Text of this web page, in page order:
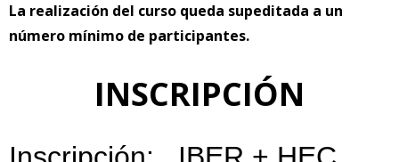
La realización del curso queda supeditada a un
número mínimo de participantes.
INSCRIPCIÓN